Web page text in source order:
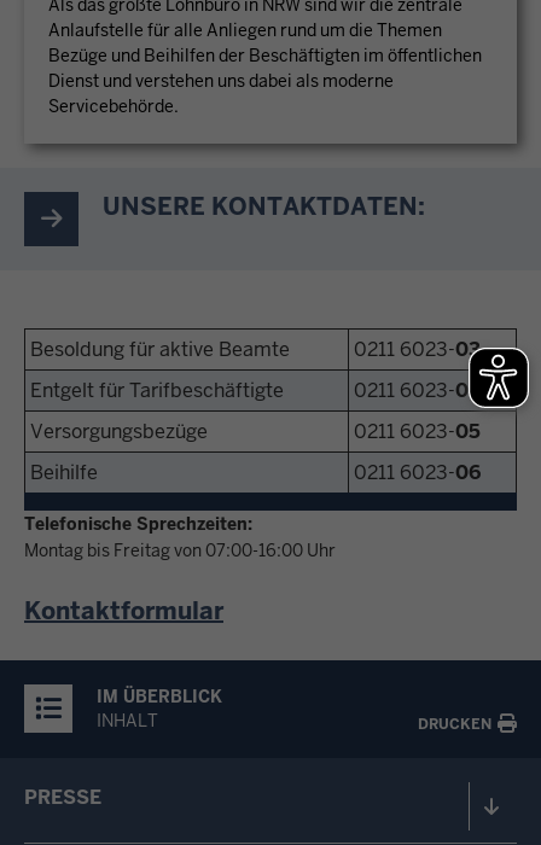
Als das größte Lohnbüro in NRW sind wir die zentrale
Anlaufstelle für alle Anliegen rund um die Themen
Bezüge und Beihilfen der Beschäftigten im öffentlichen
Dienst und verstehen uns dabei als moderne
Servicebehörde.
UNSERE KONTAKTDATEN:
Besoldung für aktive Beamte 0211 6023-03
Entgelt für Tarifbeschäftigte
0211 6023-04
Versorgungsbezüge
0211 6023-05
Beihilfe
0211 6023-06
Telefonische Sprechzeiten:
Montag bis Freitag von 07:00-16:00 Uhr
Kontaktformular
IM ÜBERBLICK
INHALT
DRUCKEN
PRESSE